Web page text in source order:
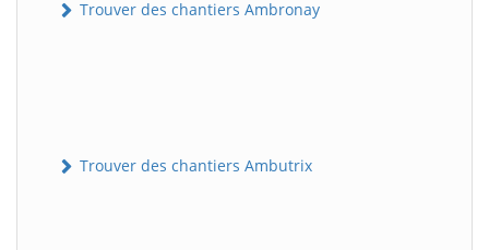
Trouver des chantiers Ambronay
Trouver des chantiers Ambutrix